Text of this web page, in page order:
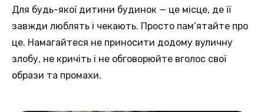
Для будь-якої дитини будинок — це місце, де її
завжди люблять і чекають. Просто пам’ятайте про
це. Намагайтеся не приносити додому вуличну
злобу, не кричіть і не обговорюйте вголос свої
образи та промахи.